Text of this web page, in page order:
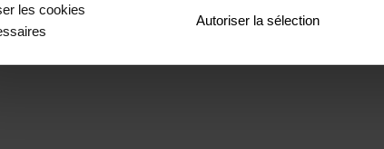
les cookies
Autoriser la sélection